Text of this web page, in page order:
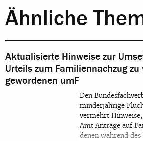
Ähnliche
Aktualisierte Hinweise zur
Urteils zum Familiennachzug
gewordenen umF
Den
minderjährige
vermehrt
Amt Anträge auf
denen während